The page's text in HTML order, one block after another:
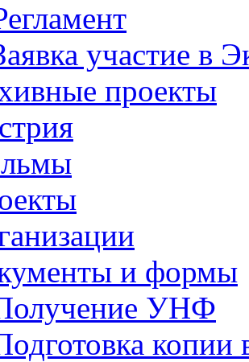
участие в
проекты
и формы
УНФ
копии